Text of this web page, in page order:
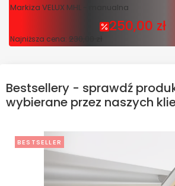
Markiza VELUX MHL - manualna
Cena
250,00 zł
Najniższa cena: 230,00 zł
Bestsellery - sprawdź
wybierane przez naszych
BESTSELLER